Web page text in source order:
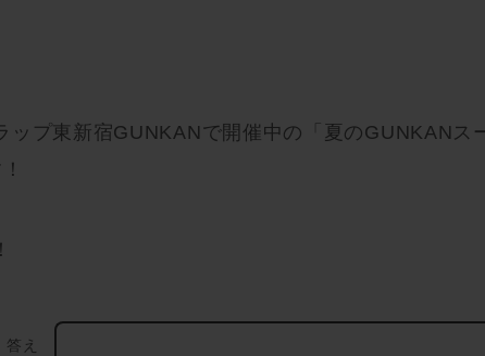
ップ東新宿GUNKANで開催中の「夏のGUNKANス
え